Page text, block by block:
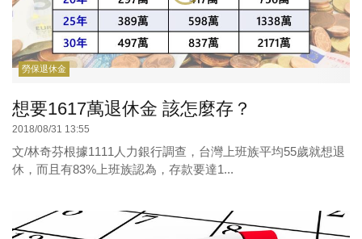
勞保退休金
想要1617萬退休金 該怎麼存？
2018/08/31 13:55
文/林奇芬根據1111人力銀行調查，台灣上班族平均55歲就想退
休，而且有83%上班族認為，存款要達1...